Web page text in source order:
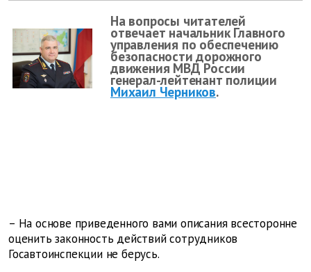
На вопросы читателей
отвечает начальник Главного
управления по обеспечению
безопасности дорожного
движения МВД России
генерал-лейтенант полиции
Михаил Черников.
– На основе приведенного вами описания всесторонне
оценить законность действий сотрудников
Госавтоинспекции не берусь.